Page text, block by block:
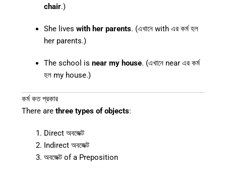
chair.)
She lives with her parents. (এখানে with এর কর্ম হল
her parents.)
The school is near my house. (এখানে near এর কর্ম
হল my house.)
কর্ম কত প্রকার
There are three types of objects:
Direct অবজেক্ট
Indirect অবজেক্ট
অবজেক্ট of a Preposition